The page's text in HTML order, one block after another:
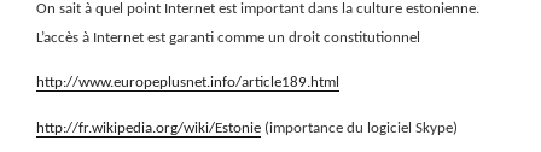
On sait à quel point Internet est important dans la culture estonienne.
L’accès à Internet est garanti comme un droit constitutionnel
http://www.europeplusnet.info/article189.html
http://fr.wikipedia.org/wiki/Estonie (importance du logiciel Skype)